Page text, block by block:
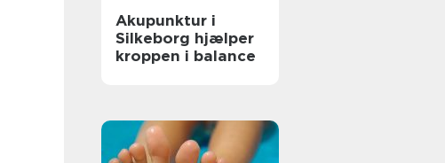
Akupunktur i
Silkeborg hjælper
kroppen i balance